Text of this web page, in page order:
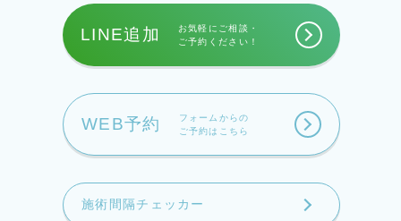
LINE追加
お気軽にご相談・
ご予約ください！
WEB予約
フォームからの
ご予約はこちら
施術間隔チェッカー